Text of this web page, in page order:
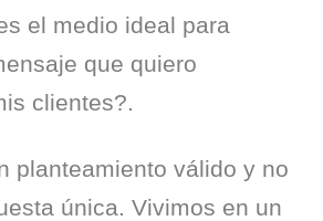
el medio ideal para
que quiero
clientes?.
planteamiento válido y no
única. Vivimos en un